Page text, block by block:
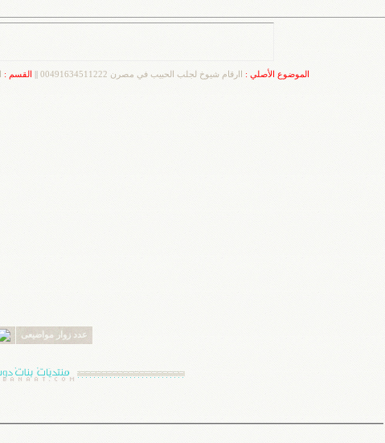
الموضوع الأصلي : اارقام شيوخ لجلب الحبيب في مصرن 00491634511222 القسم :
عدد زوار مواضيعى